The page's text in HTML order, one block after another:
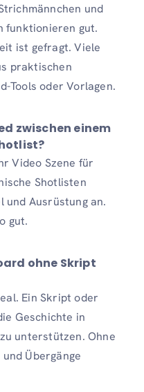
und
funktionieren gut.
ist gefragt. Viele
praktischen
Tools oder Vorlagen.
zwischen einem
Video Szene für
Shotlisten
und Ausrüstung an.
gut.
ohne Skript
Ein Skript oder
Geschichte in
unterstützen. Ohne
Übergänge